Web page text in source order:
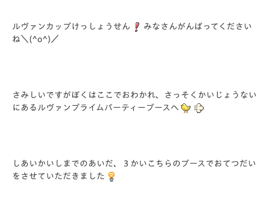
ルヴァンカップけっしょうせん
みなさんがんばってください
ね＼(^o^)／
さみしいですがぼくはここでおわかれ、さっそくかいじょうない
にあるルヴァンプライムパーティーブースへ
しあいかいしまでのあいだ、３かいこちらのブースでおてつだい
をさせていただきました